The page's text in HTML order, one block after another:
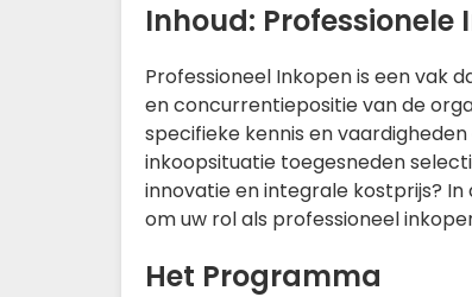
Inhoud: Professionele
Professioneel Inkopen is een vak
en concurrentiepositie van de
specifieke kennis en
inkoopsituatie toegesneden
innovatie en integrale kostprijs?
om uw rol als professioneel
Het Programma